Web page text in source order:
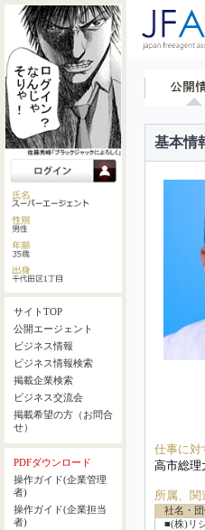
サイトTOP
公開エージェント
ビジネス情報
ビジネス情報検索
掲載企業検索
ビジネス交流会
掲載希望の方（お問合
せ）
PDFダウンロード
操作ガイド(企業管理
者)
操作ガイド(企業担当
者)
基本情
仕事に対
高市総理
所属、関
社名・団
■(株)リ